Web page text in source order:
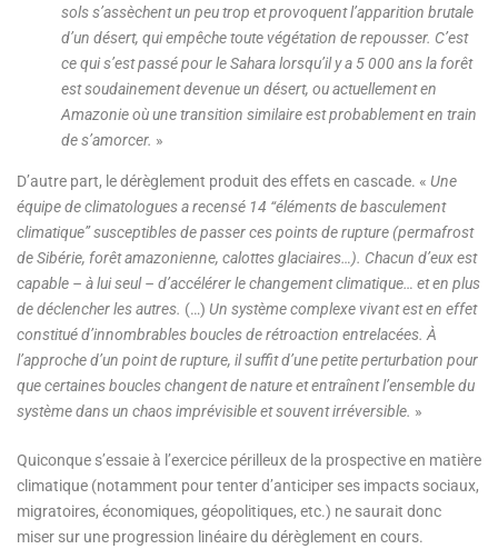
sols s’assèchent un peu trop et provoquent l’apparition brutale
d’un désert, qui empêche toute végétation de repousser. C’est
ce qui s’est passé pour le Sahara lorsqu’il y a 5 000 ans la forêt
est soudainement devenue un désert, ou actuellement en
Amazonie où une transition similaire est probablement en train
de s’amorcer. »
D’autre part, le dérèglement produit des effets en cascade. « Une
équipe de climatologues a recensé 14 “éléments de basculement
climatique” susceptibles de passer ces points de rupture (permafrost
de Sibérie, forêt amazonienne, calottes glaciaires…). Chacun d’eux est
capable – à lui seul – d’accélérer le changement climatique… et en plus
de déclencher les autres. (…) Un système complexe vivant est en effet
constitué d’innombrables boucles de rétroaction entrelacées. À
l’approche d’un point de rupture, il suffit d’une petite perturbation pour
que certaines boucles changent de nature et entraînent l’ensemble du
système dans un chaos imprévisible et souvent irréversible. »
Quiconque s’essaie à l’exercice périlleux de la prospective en matière
climatique (notamment pour tenter d’anticiper ses impacts sociaux,
migratoires, économiques, géopolitiques, etc.) ne saurait donc
miser sur une progression linéaire du dérèglement en cours.